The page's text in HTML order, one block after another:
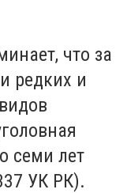
что за
редких и
семи лет
УК РК).